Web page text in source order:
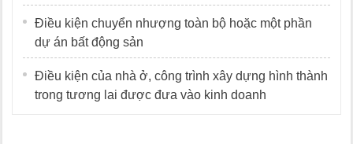
Điều kiện chuyển nhượng toàn bộ hoặc một phần
dự án bất động sản
Điều kiện của nhà ở, công trình xây dựng hình thành
trong tương lai được đưa vào kinh doanh